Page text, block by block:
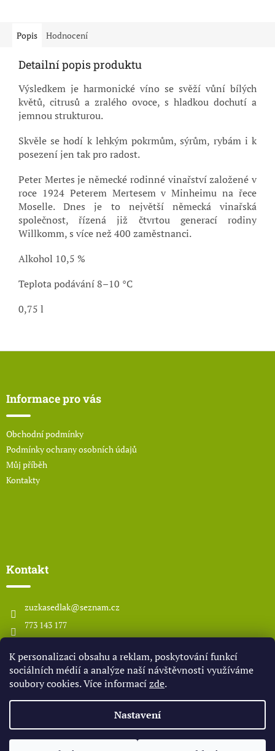
K personalizaci obsahu a reklam, poskytování funkcí
sociálních médií a analýze naší návštěvnosti využíváme
soubory cookies. Více informacízde.
Nastavení
Popis Hodnocení
Detailní popis produktu
Výsledkem je harmonické víno se svěží vůní bílých
květů, citrusů a zralého ovoce, s hladkou dochutí a
jemnou strukturou.
Skvěle se hodí k lehkým pokrmům, sýrům, rybám i k
posezení jen tak pro radost.
Peter Mertes je německé rodinné vinařství založené v
roce 1924 Peterem Mertesem v Minheimu na řece
Moselle.
Dnes je to největší německá vinařská
společnost, řízená již čtvrtou generací rodiny
Willkomm, s více než 400 zaměstnanci.
Alkohol 10,5 %
Teplota podávání8–10 °C
0,75 l
Informace pro vás
Obchodní podmínky
Podmínky ochrany osobních údajů
Můj příběh
Kontakty
Kontakt
zuzkasedlak@seznam.cz
773 143 177
odsedlaka
. Všechna práva vyhrazena.